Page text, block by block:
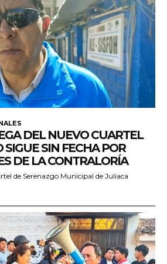
DEL NUEVO CUARTEL
SIGUE SIN FECHA POR
DE LA CONTRALORÍA
de Serenazgo Municipal de Juliaca